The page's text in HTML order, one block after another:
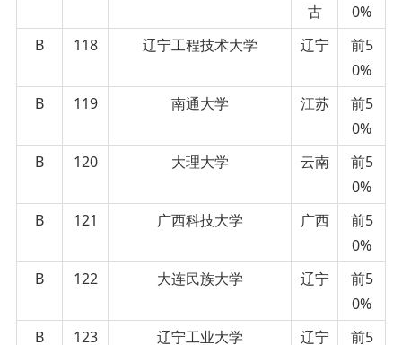
古
0%
B
118 辽宁工程技术大学 辽宁
前5
0%
B
119 南通大学 江苏
前5
0%
B
120 大理大学 云南
前5
0%
B
121 广西科技大学 广西
前5
0%
B
122 大连民族大学 辽宁
前5
0%
B
123 辽宁工业大学 辽宁
前5